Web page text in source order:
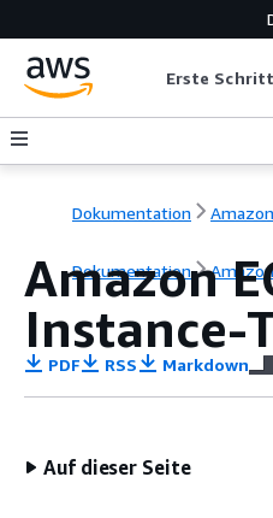
Erste
Dokumentation
Dokumentation
Amazon
Instance-
PDF RSS Markdown
Auf dieser Seite